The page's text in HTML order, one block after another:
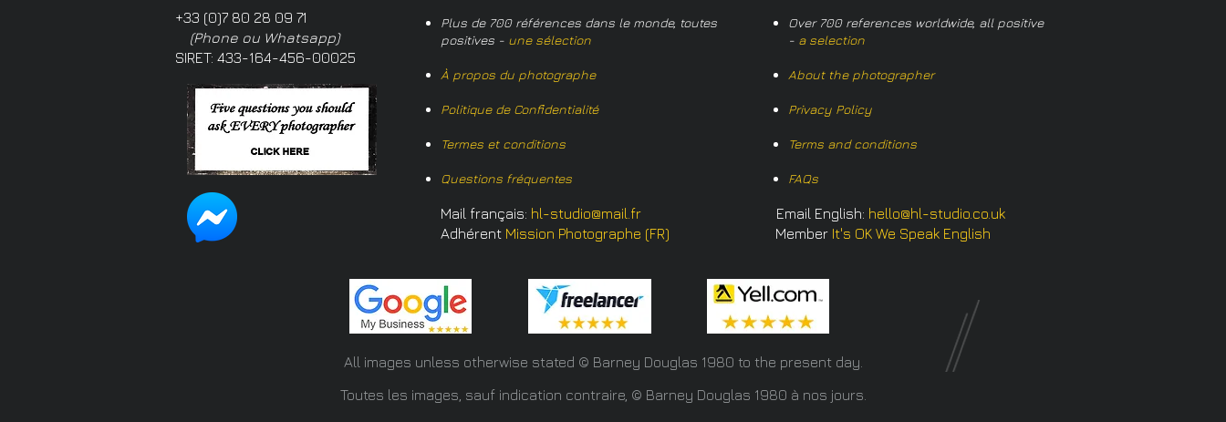
+33 (0)7 80 28 09 71
(Phone ou Whatsapp)
SIRET: 433-164-456-00025
Plus de 700 références dans le monde, toutes
positives - une sélection
À propos du photographe
Politique de Confidentialité
Termes et conditions
Questions fréquentes
Over 700 references worldwide, all positive
- a selection
About the photographer
Privacy Policy
Terms and conditions
FAQs
Mail français: hl-studio@mail.fr Email English: hello@hl-studio.co.uk
Adhérent Mission Photographe (FR) Member It's OK We Speak English
All images unless otherwise stated © Barney Douglas 1980 to the present day.
Toutes les images, sauf indication contraire, © Barney Douglas 1980 à nos jours.